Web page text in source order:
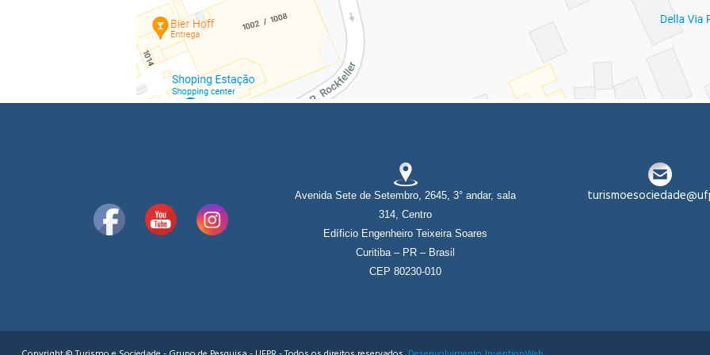
Avenida Sete de Setembro, 2645, 3° andar, sala
314, Centro
Edíficio Engenheiro Teixeira Soares
Curitiba – PR – Brasil
CEP 80230-010